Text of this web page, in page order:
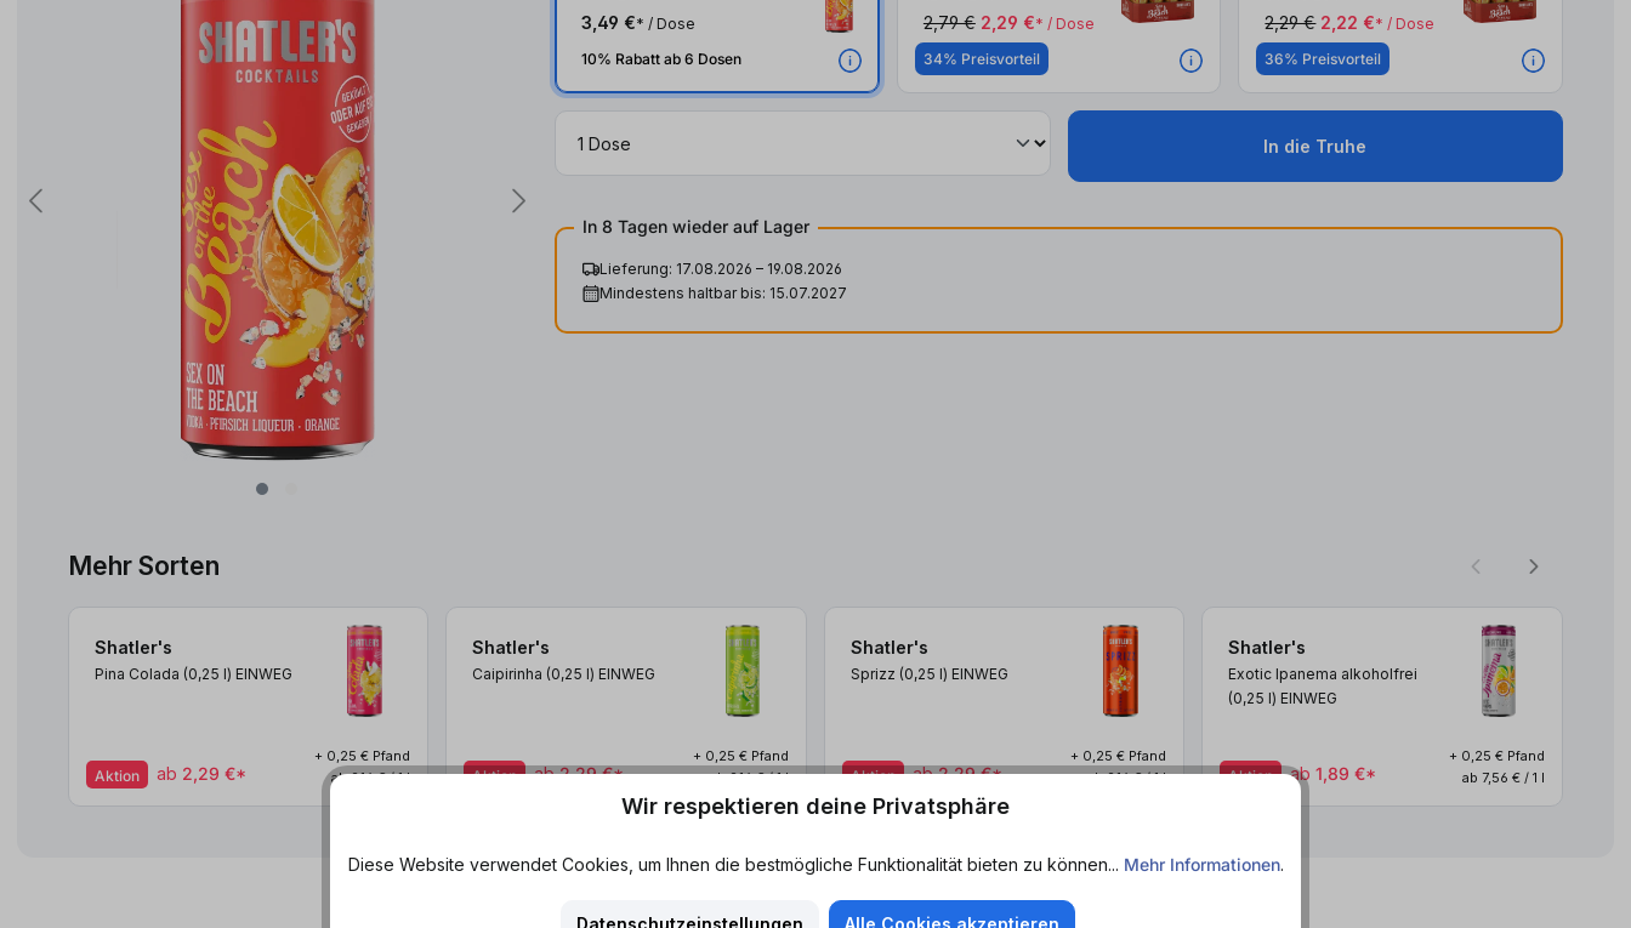
3,49 €* / Dose
10% Rabatt ab 6 Dosen
2,79 € 2,29 €* / Dose
34% Preisvorteil
2,29 € 2,22 €* / Dose
36% Preisvorteil
In die Truhe
In 8 Tagen wieder auf Lager
Lieferung: 17.08.2026 – 19.08.2026
Mindestens haltbar bis: 15.07.2027
Mehr Sorten
Shatler's
Pina Colada (0,25 l) EINWEG
Aktion ab 2,29 €*
+ 0,25 € Pfand
ab 9,16 € / 1 l
Shatler's
Caipirinha (0,25 l) EINWEG
Aktion ab2,29 €*
+ 0,25 € Pfand
ab 9,16 € / 1 l
Shatler's
Sprizz (0,25 l) EINWEG
Aktion ab2,29 €*
+ 0,25 € Pfand
ab 9,16 € / 1 l
Shatler's
Exotic Ipanema alkoholfrei
(0,25 l) EINWEG
Aktion ab 1,89 €*
+ 0,25 € Pfand
ab 7,56 € / 1 l
Wir respektieren deine Privatsphäre
Diese Website verwendet Cookies, um Ihnen die bestmögliche Funktionalität bieten zu können... Mehr Informationen.
Datenschutzeinstellungen Alle Cookies akzeptieren